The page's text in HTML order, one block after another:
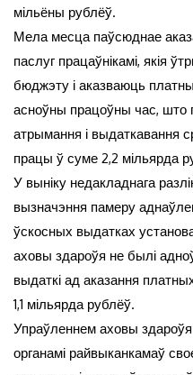
мільёны рублёў.
Мела месца паўсюднае
паслуг працаўнікамі, якія
бюджэту і аказваюць
асноўны працоўны час, што
атрымання і выдаткавання
працы ў суме 2,2 мільярда
У выніку недакладнага
вызначэння памеру
ўскосных выдатках
аховы здароўя не былі
выдаткі ад аказання
1,1 мільярда рублёў.
Упраўленнем аховы
органамі райвыканкамаў